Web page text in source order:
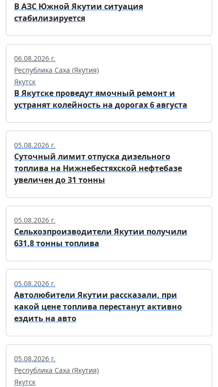
В АЗС Южной Якутии ситуация
стабилизируется
06.08.2026 г.
Республика Саха (Якутия)
Якутск
В Якутске проведут ямочный ремонт и
устранят колейность на дорогах 6 августа
05.08.2026 г.
Суточный лимит отпуска дизельного
топлива на Нижнебестяхской нефтебазе
увеличен до 31 тонны
05.08.2026 г.
Сельхозпроизводители Якутии получили
631,8 тонны топлива
05.08.2026 г.
Автолюбители Якутии рассказали, при
какой цене топлива перестанут активно
ездить на авто
05.08.2026 г.
Республика Саха (Якутия)
Якутск